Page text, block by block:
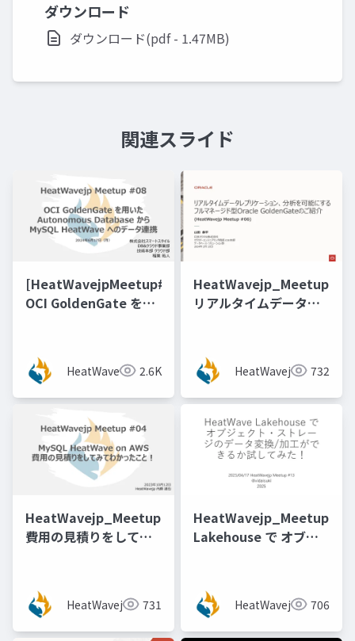
ダウンロード
ダウンロード(pdf - 1.47MB)
関連スライド
[HeatWavejpMeetup#08]
OCI GoldenGate を用
HeatWave へのデータ
連携 [稲葉 祐人 氏（ス
マートスタイル）]
HeatWavejp 2.6K
リアルタイムデータレ
ージド型Oracle
GoldenGateのご紹介
HeatWavejp 732
費用の見積りをしてみ
HeatWavejp 731
Lakehouse で オブジ
か試してみた！
[@vidaisuki 氏]
HeatWavejp 706